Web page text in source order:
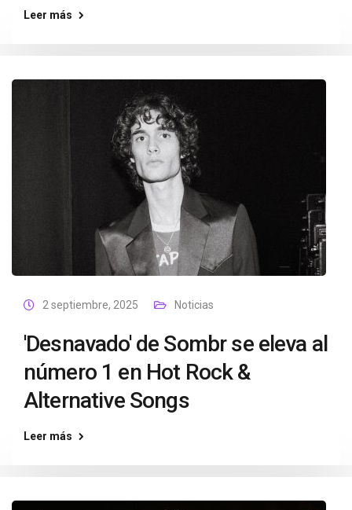
Leer más
2 septiembre, 2025 Noticias
'Desnavado' de Sombr se eleva al
número 1 en Hot Rock &
Alternative Songs
Leer más